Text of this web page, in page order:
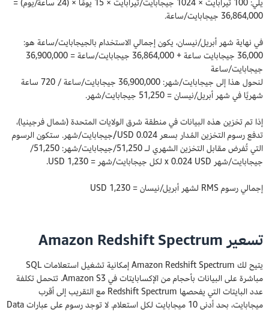
يلي: 100 تيرابايت × 1024 جيجابايت/تيرابايت × 15 يومًا × (24 ساعة/يوم) =
36,864,000 جيجابايت/ساعة.
في نهاية شهر أبريل/نيسان، يكون إجمالي الاستخدام بالجيجابايت/ساعة هو:
36,000 جيجابايت ساعة + 36,864,000 جيجابايت/ساعة = 36,900,000
جيجابايت/ساعة
لنحول هذا إلى جيجابايت/شهر: 36,900,000 جيجابايت/ساعة / 720 ساعة
شهريًا في شهر أبريل/نيسان = 51,250 جيجابايت/شهر.
إذا تم تخزين هذه البيانات في منطقة شرق الولايات المتحدة (شمال فرجينيا)،
تدفع رسوم التخزين المُدار بسعر 0.024 USD/جيجابايت/شهر. ستكون الرسوم
التي تُفرض مقابل التخزين الشهري لـ 51,250/جيجابايت/شهر: 51,250/
جيجابايت/شهر x 0.024 USD لكل جيجابايت/شهر = 1,230 USD.
إجمالي رسوم RMS لشهر أبريل/نيسان = 1,230 USD
تسعير Amazon Redshift Spectrum
يتيح لك Amazon Redshift Spectrum إمكانية تشغيل استعلامات SQL
مباشرة على البيانات بأحجام من الإكسابايتات في Amazon S3. تتحمل تكلفة
عدد البايتات التي يفحصها Redshift Spectrum مع التقريب إلى أقرب
ميجابايت، بحد أدنى 10 ميجابايت لكل استعلام. لا توجد رسوم على عبارات Data